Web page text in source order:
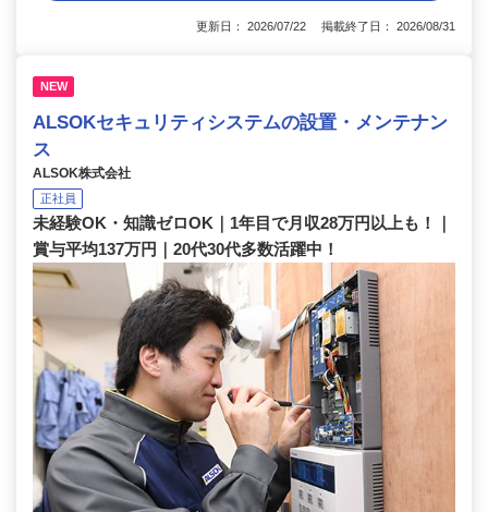
更新日： 2026/07/22 掲載終了日： 2026/08/31
NEW
ALSOKセキュリティシステムの設置・メンテナン
ス
ALSOK株式会社
正社員
未経験OK・知識ゼロOK｜1年目で月収28万円以上も！｜
賞与平均137万円｜20代30代多数活躍中！